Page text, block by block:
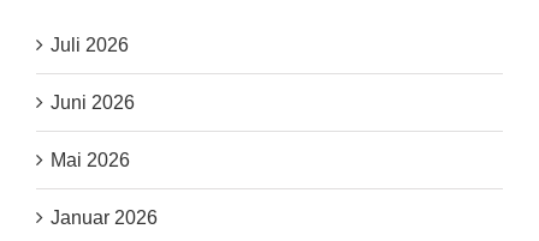
Juli 2026
Juni 2026
Mai 2026
Januar 2026